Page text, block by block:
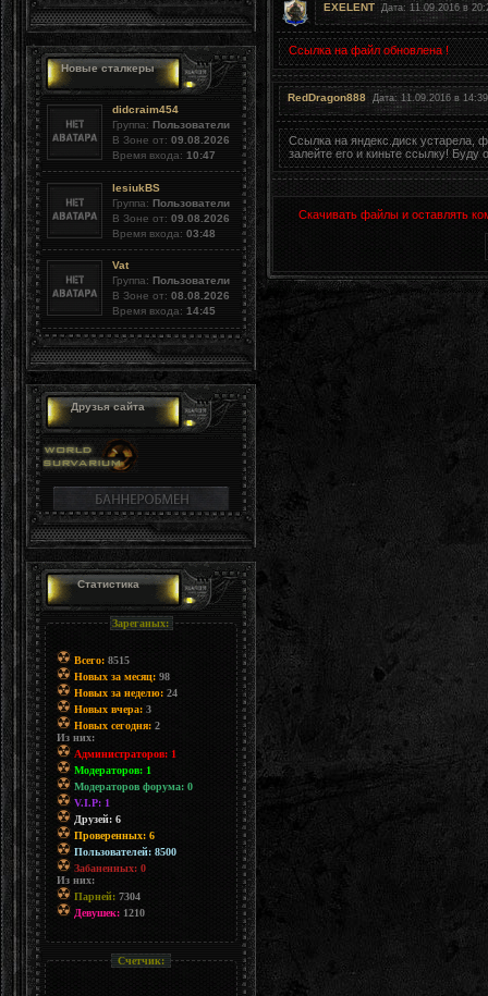
Новые сталкеры
didcraim454
Группа: Пользователи
В Зоне от: 09.08.2026
Время входа: 10:47
lesiukBS
Группа: Пользователи
В Зоне от: 09.08.2026
Время входа: 03:48
Vat
Группа: Пользователи
В Зоне от: 08.08.2026
Время входа: 14:45
Друзья сайта
Статистика
Зареганых:
Всего:8515
Новых за месяц:98
Новых за неделю:24
Новых вчера:3
Новых сегодня:2
Из них:
Администраторов: 1
Модераторов: 1
Модераторов форума: 0
V.I.P: 1
Друзей: 6
Проверенных: 6
Пользователей: 8500
Забаненных: 0
Из них:
Парней:7304
Девушек:1210
Счетчик:
EXELENT Дата: 11.09.2016 в
Ссылка на файл обновлена !
RedDragon888 Дата: 11.09.2016 в 14:39
Ссылка на яндекс.диск устарела,
залейте его и киньте ссылку!
Скачивать файлы и оставлять